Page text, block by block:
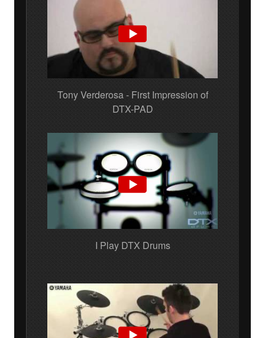
Tony Verderosa - First Impression of
DTX-PAD
I Play DTX Drums